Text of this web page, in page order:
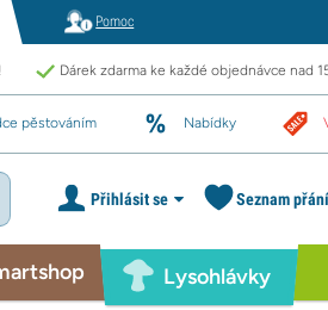
Pomoc
Dárek zdarma ke každé objednávce nad
pěstováním Nabídky
Přihlásit se Seznam přání
Lysohlávky